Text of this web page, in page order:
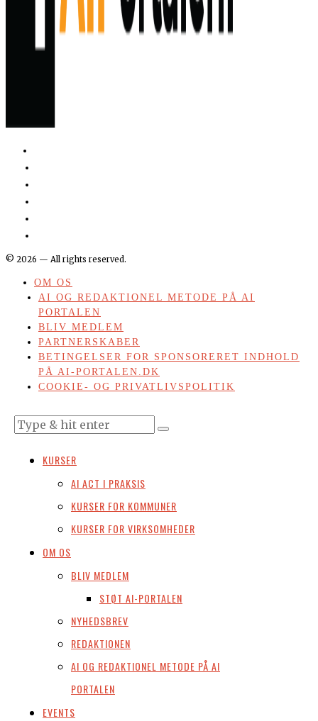
© 2026 — All rights reserved.
OM OS
AI OG REDAKTIONEL METODE PÅ AI
PORTALEN
BLIV MEDLEM
PARTNERSKABER
BETINGELSER FOR SPONSORERET INDHOLD
PÅ AI-PORTALEN.DK
COOKIE- OG PRIVATLIVSPOLITIK
KURSER
AI ACT I PRAKSIS
KURSER FOR KOMMUNER
KURSER FOR VIRKSOMHEDER
OM OS
BLIV MEDLEM
STØT AI-PORTALEN
NYHEDSBREV
REDAKTIONEN
AI OG REDAKTIONEL METODE PÅ AI
PORTALEN
EVENTS